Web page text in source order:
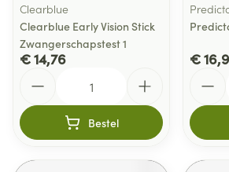
Clearblue
Clearblue Early Vision Stick
Zwangerschapstest 1
€ 14,76
Bestel
€